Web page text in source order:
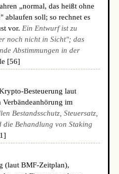
„normal, das heißt ohne
ablaufen soll; so rechnet es
vor. Ein Entwurf ist zu
noch nicht in Sicht"; das
Abstimmungen in der
[56]
Besteuerung laut
Verbändeanhörung im
Bestandsschutz, Steuersatz,
die Behandlung von Staking
(laut BMF-Zeitplan),